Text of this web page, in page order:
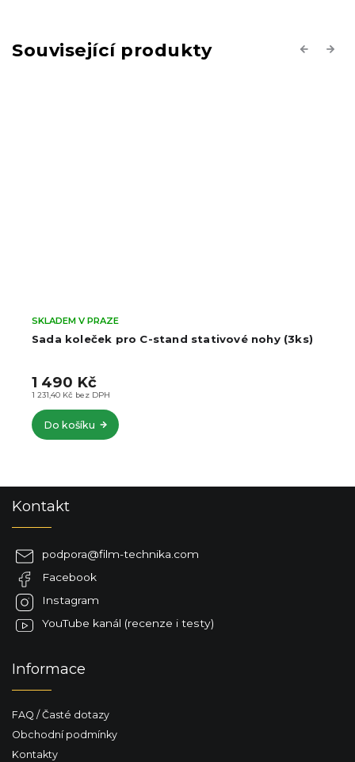
Související produkty Previous
Sada koleček pro C-stand stativové nohy (3ks)
SKLADEM V PRAZE
1 231,40 Kč bez DPH
1 490 Kč
Do košíku
Next
Kontakt
podpora@film-technika.com
Facebook
Instagram
YouTube kanál (recenze i testy)
Informace
FAQ / Časté dotazy
Obchodní podmínky
Kontakty